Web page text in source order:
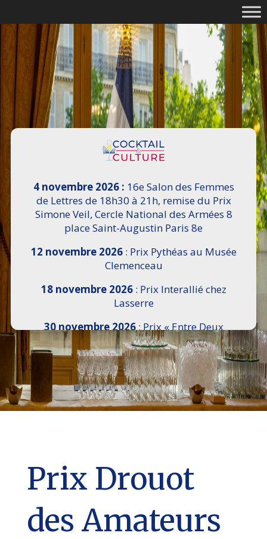
4 novembre 2026 : 16e Salon des Femmes
de Lettres de 18h30 à 21h, remise du Prix
Simone Veil, Cercle National des Armées 8
place Saint-Augustin Paris 8e
12 novembre 2026: Prix Pythéas au Musée
Clemenceau
18 novembre 2026: Prix Interallié chez
Lasserre
30 novembre 2026: Prix « Entre Deux
Rives » I Scemi Astutti au Sénat
7 décembre 2026 :16e Salon de l’Histoire de
18h30 à 21h, remise du Prix du Guesclin,
Cercle National des Armées 8 place Saint-
Augustin Paris 8e
Prix Drouot
des Amateurs